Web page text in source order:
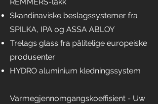
Skandinaviske beslagssystemer fra
SPILKA, IPA og ASSA ABLOY
Trelags glass fra pålitelige europeiske
produsenter
HYDRO aluminium kledningssystem
Varmegjennomgangskoeffisient - Uw